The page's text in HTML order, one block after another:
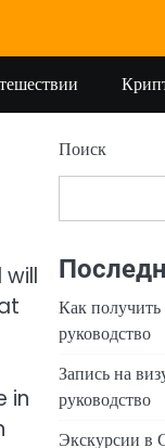
in
Поиск
Как
руководство
Запись на
руководство
Экскурсии в